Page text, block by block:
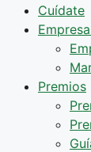
Cuídate
Premios